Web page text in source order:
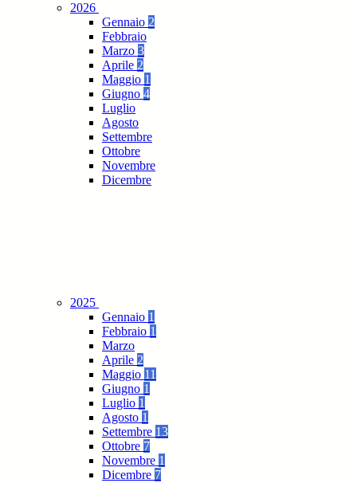
2026
Gennaio 2
Febbraio
Marzo 3
Aprile 2
Maggio 1
Giugno 4
Luglio
Agosto
Settembre
Ottobre
Novembre
Dicembre
2025
Gennaio 1
Febbraio 1
Marzo
Aprile 2
Maggio 11
Giugno 1
Luglio 1
Agosto 1
Settembre 13
Ottobre 7
Novembre 1
Dicembre 7